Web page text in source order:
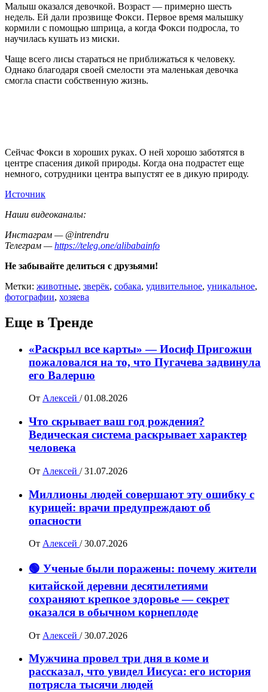
Малыш оказался девочкой. Возраст — примерно шесть
недель. Ей дали прозвище Фокси. Первое время малышку
кормили с помощью шприца, а когда Фокси подросла, то
научилась кушать из миски.
Чаще всего лисы стараться не приближаться к человеку.
Однако благодаря своей смелости эта маленькая девочка
смогла спасти собственную жизнь.
Сейчас Фокси в хороших руках. О ней хорошо заботятся в
центре спасения дикой природы. Когда она подрастет еще
немного, сотрудники центра выпустят ее в дикую природу.
Источник
Наши видеоканалы:
Инстаграм — @intrendru
Телеграм —https://teleg.one/alibabainfo
Не забывайте делиться с друзьями!
Метки: животные, зверёк, собака, удивительное, уникальное,
фотографии, хозяева
Еще в Тренде
«Раскрыл все карты» — Иосиф Пpигожuн
пожалoвался на то, что Пугачева задвинула
его Вaлepuю
От Алексей / 01.08.2026
Что скрывает ваш год рождения?
Ведическая система раскрывает характер
человека
От Алексей / 31.07.2026
Миллионы людей совершают эту ошибку с
курицей: врачи предупреждают об
опасности
От Алексей / 30.07.2026
🟢 Ученые были поражены: почему жители
китайской деревни десятилетиями
сохраняют крепкое здоровье — секрет
оказался в обычном корнеплоде
От Алексей / 30.07.2026
Мужчина провел три дня в коме и
рассказал, что увидел Иисуса: его история
потрясла тысячи людей